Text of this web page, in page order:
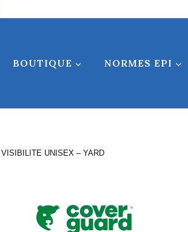
BOUTIQUE NORMES EPI
UNISEX – YARD
VISIBILITE
YARD